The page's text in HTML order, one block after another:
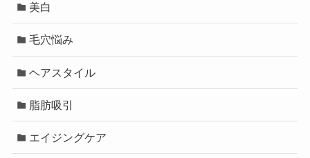
美白
毛穴悩み
ヘアスタイル
脂肪吸引
エイジングケア